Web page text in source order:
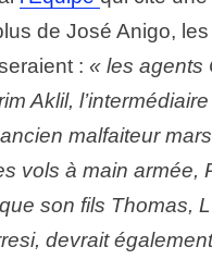
de José Anigo,
: « les agents
Aklil,
malfaiteur
vols à main armée,
son fils Thomas,
devrait